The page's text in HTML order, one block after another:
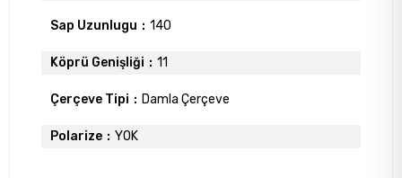
Sap Uzunlugu 140
Köprü Genişliği 11
Çerçeve Tipi Damla Çerçeve
Polarize YOK